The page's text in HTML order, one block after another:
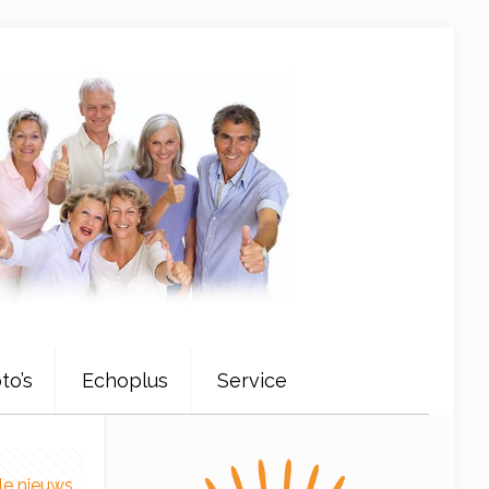
Echoplus Service